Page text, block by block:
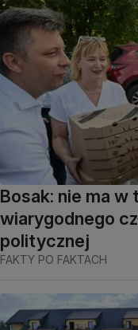
Bosak: nie ma w tej chwili mniej
wiarygodnego
politycznej
FAKTY PO FAKTACH